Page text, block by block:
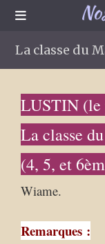
La classe du
LUSTIN (le
La classe
(4, 5, et
Wiame.
Remarques :